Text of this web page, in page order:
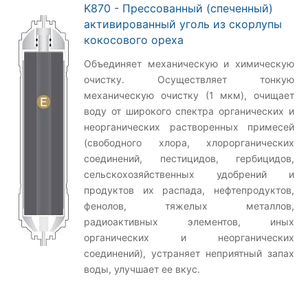
K870 - Прессованный (спеченный)
активированный уголь из скорлупы
кокосового ореха
Объединяет механическую и химическую
очистку. Осуществляет тонкую
механическую очистку (1 мкм), очищает
воду от широкого спектра органических и
неорганических растворенных примесей
(свободного хлора, хлорорганических
соединений, пестицидов, гербицидов,
сельскохозяйственных удобрений и
продуктов их распада, нефтепродуктов,
фенолов, тяжелых металлов,
радиоактивных элементов, иных
органических и неорганических
соединений), устраняет неприятный запах
воды, улучшает ее вкус.